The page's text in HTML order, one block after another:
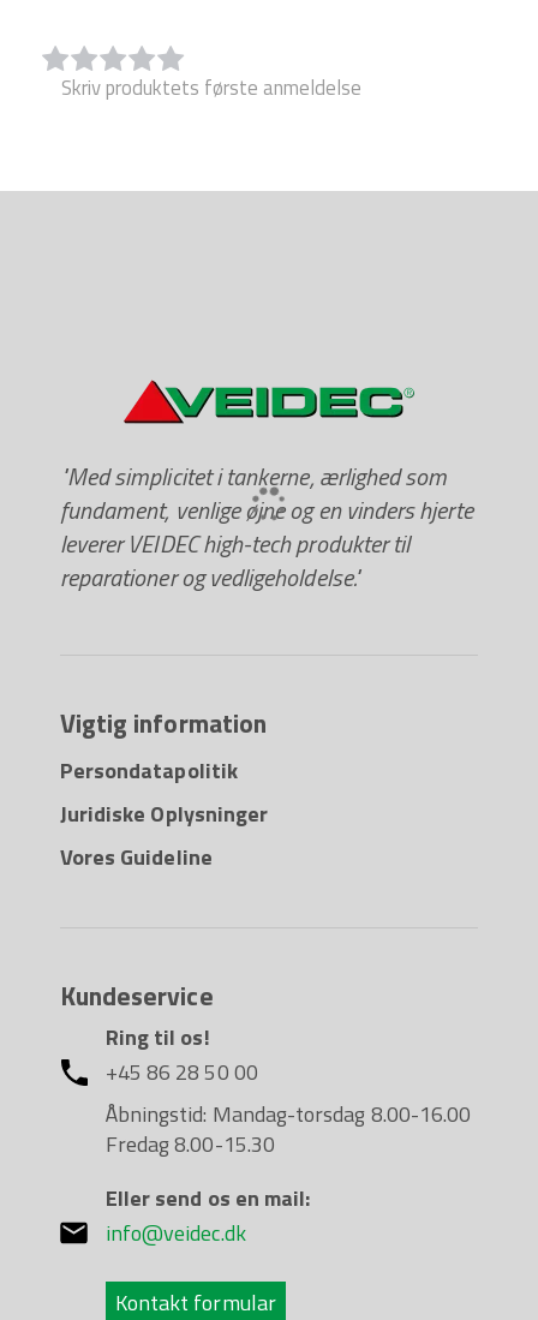
Skriv produktets første anmeldelse
"Med simplicitet i tankerne, ærlighed som
fundament, venlige øjne og en vinders hjerte
leverer VEIDEC high-tech produkter til
reparationer og vedligeholdelse."
Vigtig information
Persondatapolitik
Juridiske Oplysninger
Vores Guideline
Kundeservice
Ring til os!
+45 86 28 50 00
Åbningstid: Mandag-torsdag 8.00-16.00
Fredag 8.00-15.30
Eller send os en mail:
info@veidec.dk
Kontakt formular